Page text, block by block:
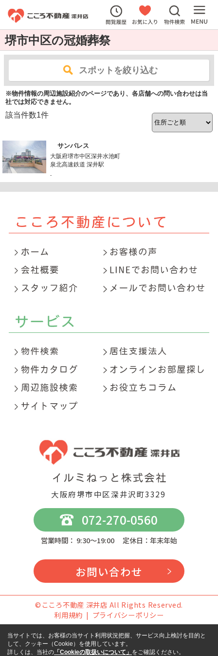
堺市中区の冠婚葬祭
スポットを絞り込む
※物件情報の周辺施設紹介のページであり、各店舗への問い合わせは当
社では対応できません。
該当件数1件
サンパレス
大阪府堺市中区深井水池町
泉北高速鉄道 深井駅
-
大阪府堺市中区深井沢町3329
072-270-0560
営業時間： 9:30～19:00 定休日：年末年始
お問い合わせ
©こころ不動産 深井店 All Rights Reserved.
利用規約
プライバシーポリシー
当サイトでは、お客様の当サイト利用状況把握、サービス向上検討を目的と
して、クッキー（Cookie）を使用しています。
詳しくは、当社の 「Cookieの取扱いについて」 をご確認ください。